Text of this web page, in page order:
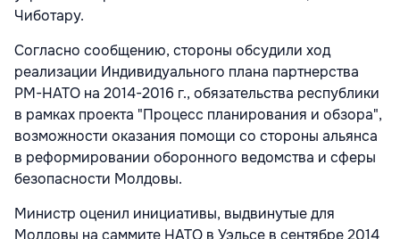
Чиботару.
Согласно сообщению, стороны обсудили ход
реализации Индивидуального плана партнерства
РМ-НАТО на 2014-2016 г., обязательства республики
в рамках проекта "Процесс планирования и обзора",
возможности оказания помощи со стороны альянса
в реформировании оборонного ведомства и сферы
безопасности Молдовы.
Министр оценил инициативы, выдвинутые для